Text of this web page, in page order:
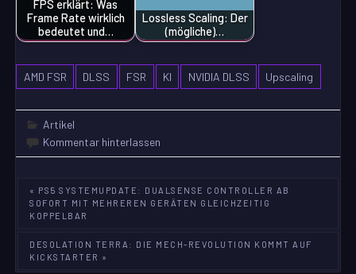
FPS erklärt: Was
Frame Rate wirklich
bedeutet und…
Lossless Scaling: Der
(mögliche)…
AMD FSR DLSS FSR KI NVIDIA DLSS Upscaling
Artikel
Kommentar hinterlassen
Beitragsnavigation
« PS5 SYSTEMUPDATE: DUALSENSE CONTROLLER AB
SOFORT MIT MEHREREN GERÄTEN GLEICHZEITIG
KOPPELBAR
DESOLATION TERRA: DIE MECH-REVOLUTION KOMMT AUF
KICKSTARTER »